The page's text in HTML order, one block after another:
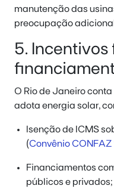
manutenção das
preocupação
5. Incentivos
O Rio de Janeiro
adota energia solar,
Isenção de ICMS
(Convênio CONFAZ
Financiamentos
públicos e privados;